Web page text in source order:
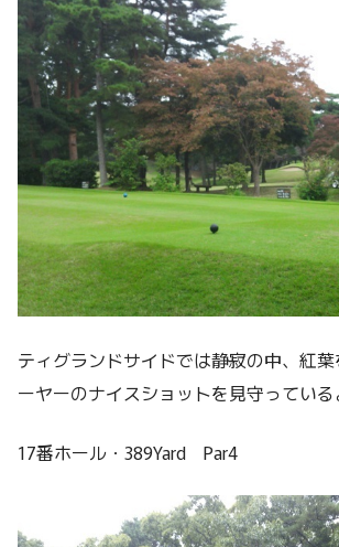
ティグランドサイドでは静寂の中、紅
ーヤーのナイスショットを見守っている
17番ホール・389Yard Par4